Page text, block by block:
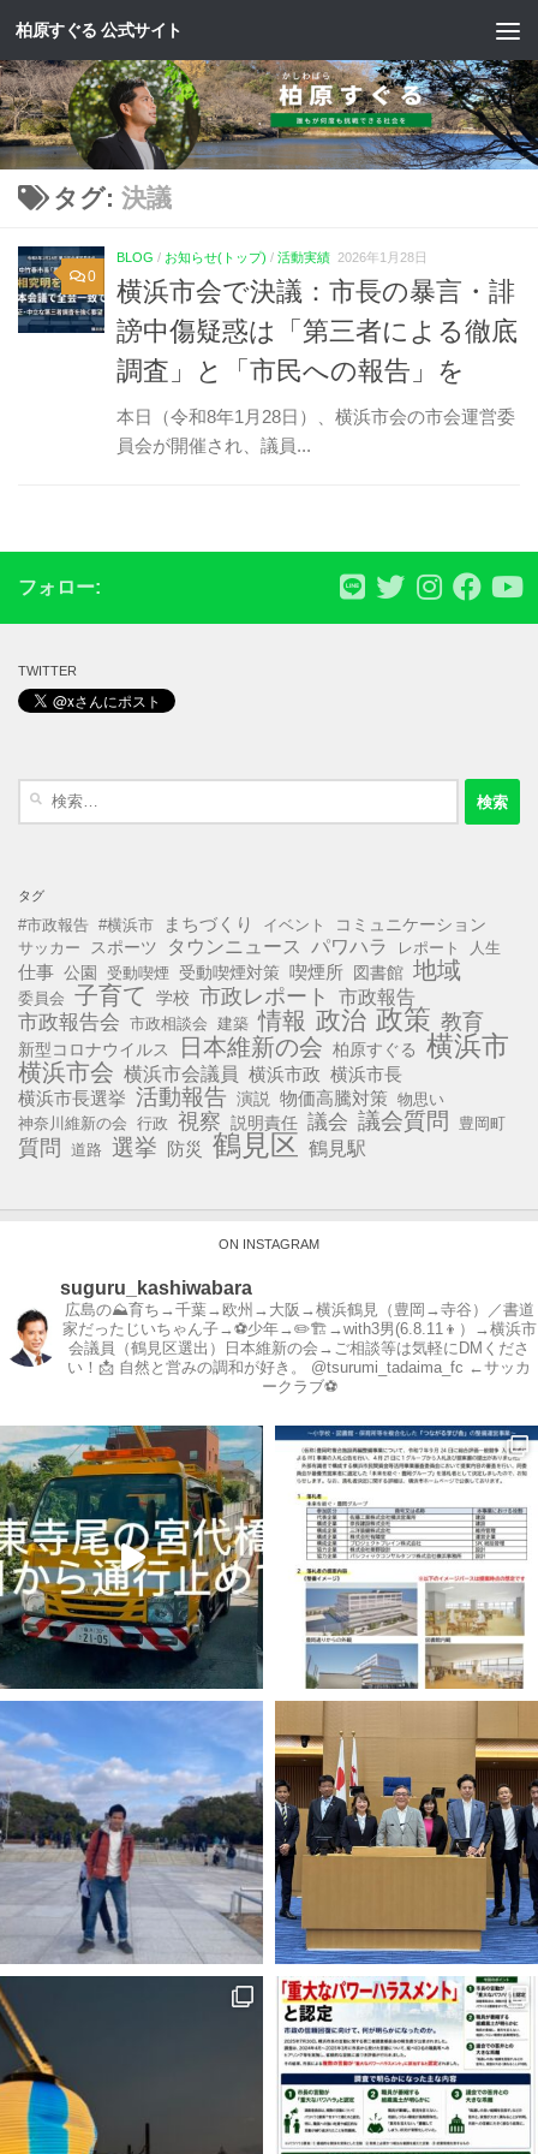
コンテンツへスキップ
柏原すぐる 公式サイト
タグ: 決議
0
BLOG / お知らせ(トップ) / 活動実績 2026年1月28日
横浜市会で決議：市長の暴言・誹
謗中傷疑惑は「第三者による徹底
調査」と「市民への報告」を
本日（令和8年1月28日）、横浜市会の市会運営委
員会が開催され、議員...
フォロー:
TWITTER
タグ
#市政報告 #横浜市 まちづくり イベント コミュニケーション
サッカー スポーツ タウンニュース パワハラ レポート 人生
仕事 公園 受動喫煙 受動喫煙対策 喫煙所 図書館 地域
委員会 子育て 学校 市政レポート 市政報告
市政報告会 市政相談会 建築 情報 政治 政策 教育
新型コロナウイルス 日本維新の会 柏原すぐる 横浜市
横浜市会 横浜市会議員 横浜市政 横浜市長
横浜市長選挙 活動報告 演説 物価高騰対策 物思い
神奈川維新の会 行政 視察 説明責任 議会 議会質問 豊岡町
質問 道路 選挙 防災 鶴見区 鶴見駅
ON INSTAGRAM
suguru_kashiwabara
広島の⛰育ち→千葉→欧州→大阪→横浜鶴見（豊岡→寺谷）／書道
家だったじいちゃん子→⚽️少年→✏️🏗→with3男(6.8.11👦）→横浜市
会議員（鶴見区選出）日本維新の会→ご相談等は気軽にDMくださ
い！📩 自然と営みの調和が好き。
@tsurumi_tadaima_fc ←サッカ
ークラブ⚽️